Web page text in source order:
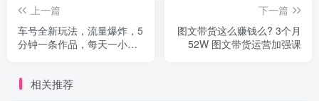
上一篇
车号全新玩法，流量爆炸，5
分钟一条作品，每天一小时
下一篇
图文带货这么赚钱么? 3个月
52W 图文带货运营加强课
相关推荐